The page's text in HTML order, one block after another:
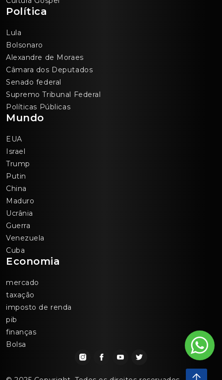
Política
Lula
Bolsonaro
Alexandre de Moraes
Câmara dos Deputados
Senado federal
Supremo Tribunal Federal
Políticas Públicas
Mundo
EUA
Israel
Trump
Putin
China
Maduro
Ucrânia
Guerra
Venezuela
Cuba
Economia
mercado
taxação
imposto de renda
pib
finanças
Bolsa